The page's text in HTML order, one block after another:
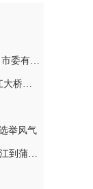
会同县召开领导干部会议 宣布省委、市委有关人事安排的决定
关于Ｓ556省道路面改善工程会同朗江大桥至蒲稳路段施工期间实施交通管制的通告
举风气
关于对S556省道路面改善工程会同朗江到蒲稳路段施工期间实行交通管制的通告